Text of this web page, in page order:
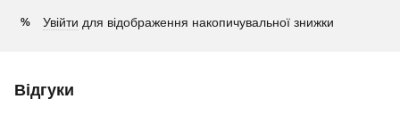
% Увійти для відображення накопичувальної знижки
Відгуки